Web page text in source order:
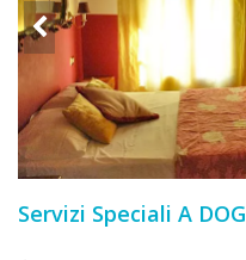
DOG
OFFERTE
A
Servizi Speciali A DOG